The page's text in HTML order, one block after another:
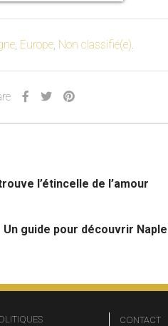
, Europe, Non classifié(e)
l’étincelle de l’amour
Un guide pour découvrir
CONTACT